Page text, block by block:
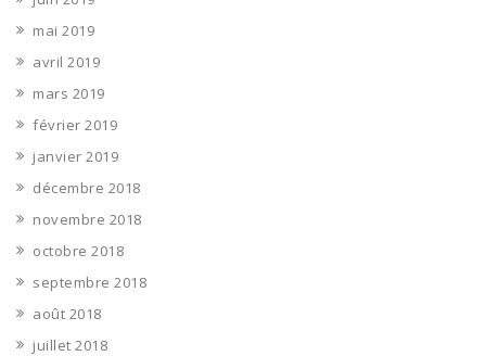
mai 2019
avril 2019
mars 2019
février 2019
janvier 2019
décembre 2018
novembre 2018
octobre 2018
septembre 2018
août 2018
juillet 2018